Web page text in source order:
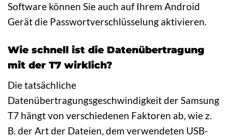
Software können Sie auch auf Ihrem Android
Gerät die Passwortverschlüsselung aktivieren.
Wie schnell ist die Datenübertragung
mit der T7 wirklich?
Die tatsächliche
Datenübertragungsgeschwindigkeit der Samsung
T7 hängt von verschiedenen Faktoren ab, wie z.
B. der Art der Dateien, dem verwendeten USB-